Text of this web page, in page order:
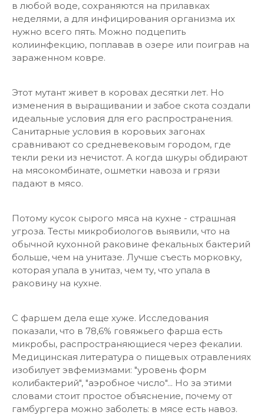
в любой воде, сохраняются на прилавках
неделями, а для инфицирования организма их
нужно всего пять. Можно подцепить
колиинфекцию, поплавав в озере или поиграв на
зараженном ковре.
Этот мутант живет в коровах десятки лет. Но
изменения в выращивании и забое скота создали
идеальные условия для его распространения.
Санитарные условия в коровьих загонах
сравнивают со средневековым городом, где
текли реки из нечистот. А когда шкуры обдирают
на мясокомбинате, ошметки навоза и грязи
падают в мясо.
Потому кусок сырого мяса на кухне - страшная
угроза. Тесты микробиологов выявили, что на
обычной кухонной раковине фекальных бактерий
больше, чем на унитазе. Лучше съесть морковку,
которая упала в унитаз, чем ту, что упала в
раковину на кухне.
С фаршем дела еще хуже. Исследования
показали, что в 78,6% говяжьего фарша есть
микробы, распространяющиеся через фекалии.
Медицинская литература о пищевых отравлениях
изобилует эвфемизмами: "уровень форм
колибактерий", "аэробное число"... Но за этими
словами стоит простое объяснение, почему от
гамбургера можно заболеть: в мясе есть навоз.